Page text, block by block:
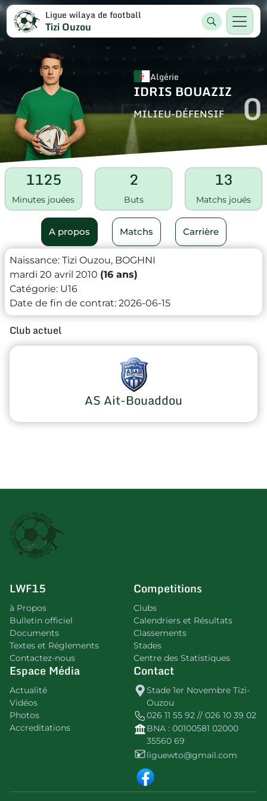
Ligue wilaya de football
Tizi Ouzou
Algérie
IDRIS BOUAZIZ
MILIEU-DÉFENSIF 0
1125
Minutes jouées
2
Buts
13
Matchs joués
A propos Matchs Carrière
Naissance: Tizi Ouzou, BOGHNI
mardi 20 avril 2010 (16 ans)
Catégorie: U16
Date de fin de contrat: 2026-06-15
Club actuel
AS Ait-Bouaddou
LWF15
à Propos
Bulletin officiel
Documents
Textes et Réglements
Contactez-nous
Competitions
Clubs
Calendriers et Résultats
Classements
Stades
Centre des Statistiques
Espace Média
Actualité
Vidéos
Photos
Accreditations
Contact
Stade 1er Novembre Tizi-
Ouzou
026 11 55 92 // 026 10 39 02
BNA : 00100581 02000
35560 69
liguewto@gmail.com